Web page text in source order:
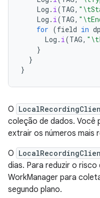
Log . i(TAG,
Log . i(TAG,
for (field in dp
Log . i(TAG,
}
}
}
O
coleção de dados. Você
extrair os números mais
O
dias. Para reduzir o
WorkManager para
segundo plano.